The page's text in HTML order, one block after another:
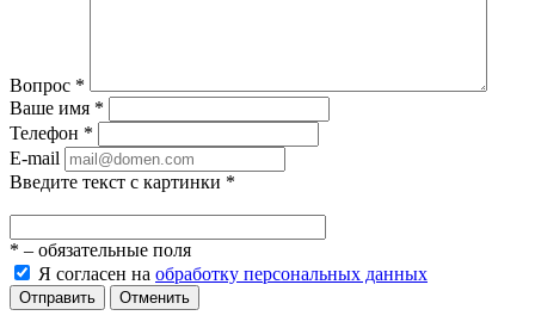
Вопрос *
Ваше имя *
Телефон *
E-mail
Введите текст с картинки *
* – обязательные поля
Я согласен на обработку персональных данных
Отправить Отменить